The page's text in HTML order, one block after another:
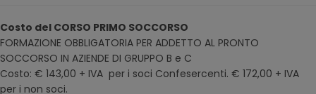
Costo del CORSO PRIMO SOCCORSO
FORMAZIONE OBBLIGATORIA PER ADDETTO AL PRONTO
SOCCORSO IN AZIENDE DI GRUPPO B e C
Costo: € 143,00 + IVA per i soci Confesercenti. € 172,00 + IVA
per i non soci.